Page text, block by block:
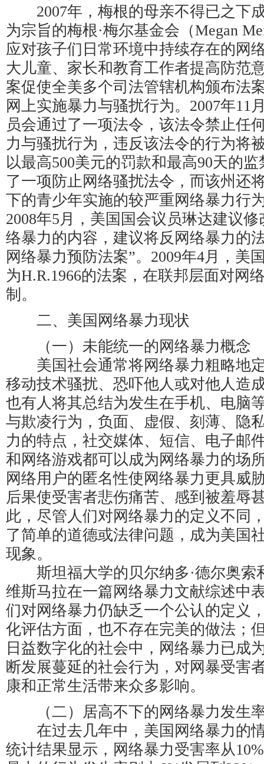
2007年，梅根的母亲不得已之下
为宗旨的梅根·梅尔基金会（Megan
应对孩子们日常环境中持续存在的网
大儿童、家长和教育工作者提高防范
案促使全美多个司法管辖机构颁布法
网上实施暴力与骚扰行为。2007年11
员会通过了一项法令，该法令禁止任
力与骚扰行为，违反该法令的行为将
以最高500美元的罚款和最高90天的
了一项防止网络骚扰法令，而该州还
下的青少年实施的较严重网络暴力行
2008年5月，美国国会议员琳达建议
络暴力的内容，建议将反网络暴力的
网络暴力预防法案”。2009年4月，美
为H.R.1966的法案，在联邦层面对网
制。
二、美国网络暴力现状
（一）未能统一的网络暴力概念
美国社会通常将网络暴力粗略地
移动技术骚扰、恐吓他人或对他人造
也有人将其总结为发生在手机、电脑
与欺凌行为，负面、虚假、刻薄、隐
力的特点，社交媒体、短信、电子邮
和网络游戏都可以成为网络暴力的场
网络用户的匿名性使网络暴力更具威
后果使受害者悲伤痛苦、感到被羞辱
此，尽管人们对网络暴力的定义不同
了简单的道德或法律问题，成为美国
现象。
斯坦福大学的贝尔纳多·德尔奥索
维斯马拉在一篇网络暴力文献综述中
们对网络暴力仍缺乏一个公认的定义
化评估方面，也不存在完美的做法；
日益数字化的社会中，网络暴力已成
断发展蔓延的社会行为，对网暴受害
康和正常生活带来众多影响。
（二）居高不下的网络暴力发生
在过去几年中，美国网络暴力的
统计结果显示，网络暴力受害率从